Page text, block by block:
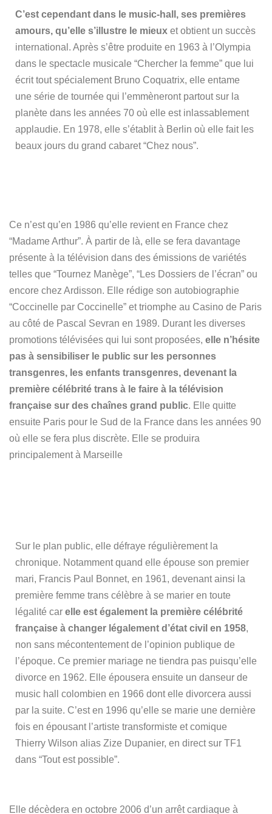
C’est cependant dans le music-hall, ses premières
amours, qu’elle s’illustre le mieux et obtient un succès
international. Après s’être produite en 1963 à l’Olympia
dans le spectacle musicale “Chercher la femme” que lui
écrit tout spécialement Bruno Coquatrix, elle entame
une série de tournée qui l’emmèneront partout sur la
planète dans les années 70 où elle est inlassablement
applaudie. En 1978, elle s’établit à Berlin où elle fait les
beaux jours du grand cabaret “Chez nous”.
Ce n’est qu’en 1986 qu’elle revient en France chez
“Madame Arthur”. À partir de là, elle se fera davantage
présente à la télévision dans des émissions de variétés
telles que “Tournez Manège”, “Les Dossiers de l’écran” ou
encore chez Ardisson. Elle rédige son autobiographie
“Coccinelle par Coccinelle” et triomphe au Casino de Paris
au côté de Pascal Sevran en 1989. Durant les diverses
promotions télévisées qui lui sont proposées, elle n’hésite
pas à sensibiliser le public sur les personnes
transgenres, les enfants transgenres, devenant la
première célébrité trans à le faire à la télévision
française sur des chaînes grand public. Elle quitte
ensuite Paris pour le Sud de la France dans les années 90
où elle se fera plus discrète. Elle se produira
principalement à Marseille
Sur le plan public, elle défraye régulièrement la
chronique. Notamment quand elle épouse son premier
mari, Francis Paul Bonnet, en 1961, devenant ainsi la
première femme trans célèbre à se marier en toute
légalité car elle est également la première célébrité
française à changer légalement d’état civil en 1958,
non sans mécontentement de l’opinion publique de
l’époque. Ce premier mariage ne tiendra pas puisqu’elle
divorce en 1962. Elle épousera ensuite un danseur de
music hall colombien en 1966 dont elle divorcera aussi
par la suite. C’est en 1996 qu’elle se marie une dernière
fois en épousant l’artiste transformiste et comique
Thierry Wilson alias Zize Dupanier, en direct sur TF1
dans “Tout est possible”.
Elle décèdera en octobre 2006 d’un arrêt cardiaque à